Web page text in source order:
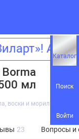
Каталог
Поиск
Войти
мл
воски и морилки
23 Вопросы и